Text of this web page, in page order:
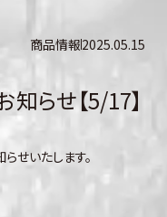
商品情報2025.05.15
らせ【5/17】
せいたします。